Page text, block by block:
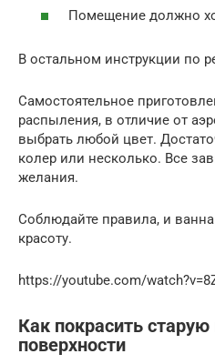
Помещение должно
В остальном инструкции по
Самостоятельное
распыления, в отличие от
выбрать любой цвет.
колер или несколько. Все
желания.
Соблюдайте правила, и
красоту.
https://youtube.com/
Как покрасить старую
поверхности